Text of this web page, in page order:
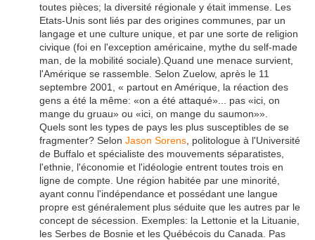
toutes pièces; la diversité régionale y était immense. Les
Etats-Unis sont liés par des origines communes, par un
langage et une culture unique, et par une sorte de religion
civique (foi en l'exception américaine, mythe du self-made
man, de la mobilité sociale).Quand une menace survient,
l'Amérique se rassemble. Selon Zuelow, après le 11
septembre 2001, « partout en Amérique, la réaction des
gens a été la même: «on a été attaqué»... pas «ici, on
mange du gruau» ou «ici, on mange du saumon»».
Quels sont les types de pays les plus susceptibles de se
fragmenter? Selon Jason Sorens , politologue à l'Université
de Buffalo et spécialiste des mouvements séparatistes,
l'ethnie, l'économie et l'idéologie entrent toutes trois en
ligne de compte. Une région habitée par une minorité,
ayant connu l'indépendance et possédant une langue
propre est généralement plus séduite que les autres par le
concept de sécession. Exemples: la Lettonie et la Lituanie,
les Serbes de Bosnie et les Québécois du Canada. Pas